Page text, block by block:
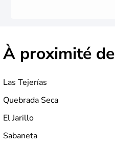
À proximité de
Las Tejerías
Quebrada Seca
El Jarillo
Sabaneta